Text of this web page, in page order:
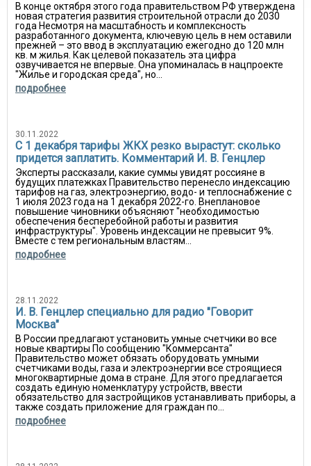
В конце октября этого года правительством РФ утверждена
новая стратегия развития строительной отрасли до 2030
года Несмотря на масштабность и комплексность
разработанного документа, ключевую цель в нем оставили
прежней – это ввод в эксплуатацию ежегодно до 120 млн
кв. м жилья. Как целевой показатель эта цифра
озвучивается не впервые. Она упоминалась в нацпроекте
"Жилье и городская среда", но...
подробнее
30.11.2022
С 1 декабря тарифы ЖКХ резко вырастут: сколько
придется заплатить. Комментарий И. В. Генцлер
Эксперты рассказали, какие суммы увидят россияне в
будущих платежках Правительство перенесло индексацию
тарифов на газ, электроэнергию, водо- и теплоснабжение с
1 июля 2023 года на 1 декабря 2022-го. Внеплановое
повышение чиновники объясняют "необходимостью
обеспечения бесперебойной работы и развития
инфраструктуры". Уровень индексации не превысит 9%.
Вместе с тем региональным властям...
подробнее
28.11.2022
И. В. Генцлер специально для радио "Говорит
Москва"
В России предлагают установить умные счетчики во все
новые квартиры По сообщению "Коммерсанта"
Правительство может обязать оборудовать умными
счетчиками воды, газа и электроэнергии все строящиеся
многоквартирные дома в стране. Для этого предлагается
создать единую номенклатуру устройств, ввести
обязательство для застройщиков устанавливать приборы, а
также создать приложение для граждан по...
подробнее